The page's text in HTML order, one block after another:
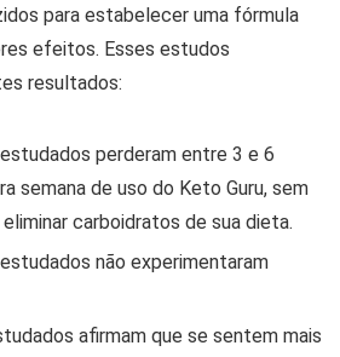
para estabelecer uma fórmula
efeitos. Esses estudos
resultados:
perderam entre 3 e 6
semana de uso do Keto Guru, sem
carboidratos de sua dieta.
não experimentaram
afirmam que se sentem mais